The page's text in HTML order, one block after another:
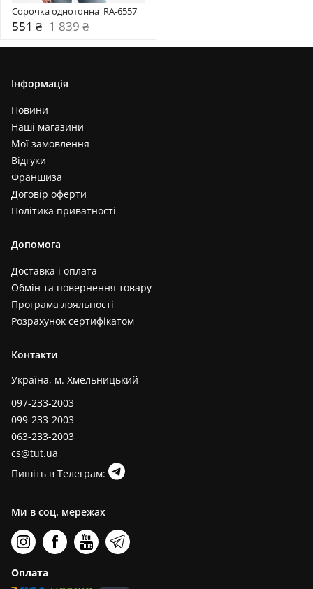
Сорочка однотонна  RA-6557
551 ₴ 1 839 ₴
Інформація
Новини
Наші магазини
Мої замовлення
Відгуки
Франшиза
Договір оферти
Політика приватності
Допомога
Доставка і оплата
Обмін та повернення товару
Програма лояльності
Розрахунок сертифікатом
Контакти
Україна, м. Хмельницький
097-233-2003
099-233-2003
063-233-2003
cs@tut.ua
Пишіть в Телеграм:
Ми в соц. мережах
Оплата